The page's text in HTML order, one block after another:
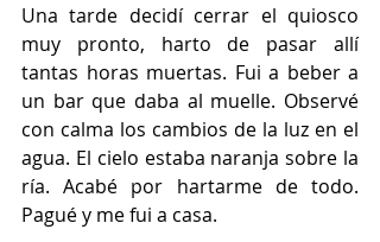
Una tarde decidí cerrar el quiosco
muy pronto, harto de pasar allí
tantas horas muertas. Fui a beber a
un bar que daba al muelle. Observé
con calma los cambios de la luz en el
agua. El cielo estaba naranja sobre la
ría. Acabé por hartarme de todo.
Pagué y me fui a casa.